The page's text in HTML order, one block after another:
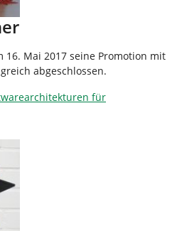
16. Mai 2017 seine Promotion mit
abgeschlossen.
für